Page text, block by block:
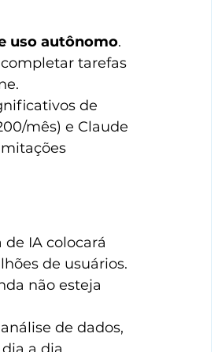
uso autônomo.
tarefas
de
mês) e Claude
IA colocará
de usuários.
não esteja
de dados,